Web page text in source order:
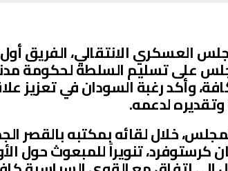
العسكري الانتقالي، الفريق
على تسليم السلطة لحكومة
وأكد رغبة السودان في تعزيز
لدعمه.
خلال لقائه بمكتبه بالقصر
كرستوفرد، تنويراً للمبعوث حول